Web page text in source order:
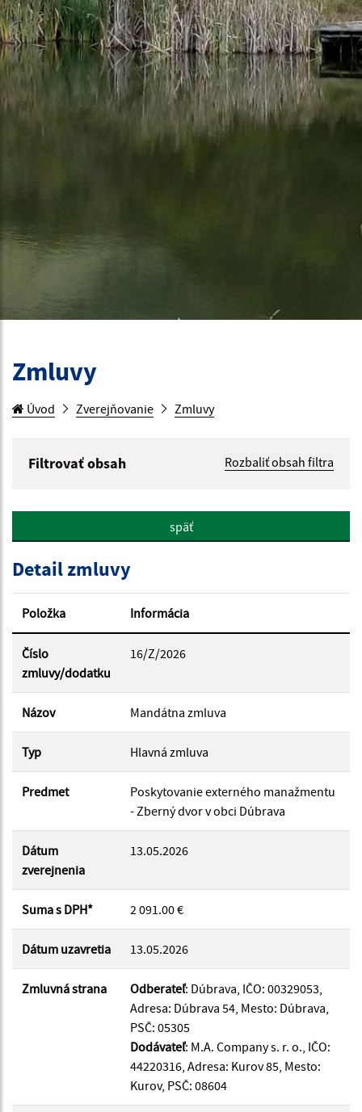
Zmluvy
Úvod Zverejňovanie Zmluvy
Filtrovať obsah
Rozbaliť obsah filtra
Hľadať v:
Typ dátumu:
Dátum od:
Dátum do:
Suma od:
Typ:
Filtrovať
späť
Detail zmluvy
Položka Informácia
Číslo
zmluvy/dodatku
16/Z/2026
Názov Mandátna zmluva
Typ Hlavná zmluva
Predmet
Poskytovanie externého manažmentu
- Zberný dvor v obci Dúbrava
Dátum
zverejnenia
13.05.2026
Suma s DPH* 2 091.00 €
Dátum uzavretia 13.05.2026
Zmluvná strana Odberateľ: Dúbrava, IČO: 00329053,
Adresa: Dúbrava 54, Mesto: Dúbrava,
PSČ: 05305
Dodávateľ: M.A. Company s. r. o., IČO:
44220316, Adresa: Kurov 85, Mesto:
Kurov, PSČ: 08604